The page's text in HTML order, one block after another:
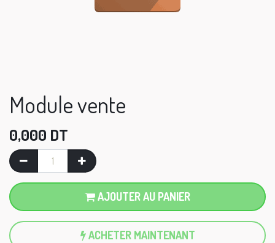
Module vente
0,000 DT
AJOUTER AU PANIER
ACHETER MAINTENANT